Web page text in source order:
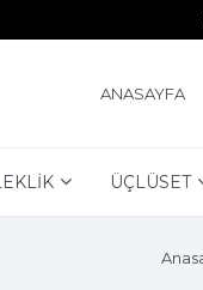
ANASAYFA
ÜÇLÜSET